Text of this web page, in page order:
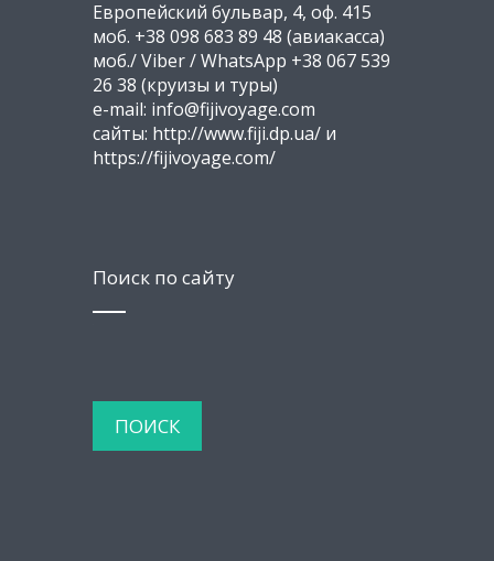
Европейский бульвар, 4, оф. 415
моб. +38 098 683 89 48 (авиакасса)
моб./ Viber / WhatsApp +38 067 539
26 38 (круизы и туры)
e-mail: info@fijivoyage.com
сайты: http://www.fiji.dp.ua/ и
https://fijivoyage.com/
Поиск по сайту